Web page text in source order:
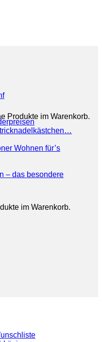
Produkte im Warenkorb.
im Warenkorb.
Wohnen für’s
– das besondere